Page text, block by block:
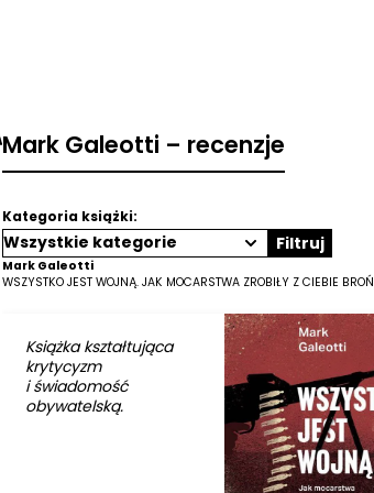
Mark Galeotti – recenzje
Kategoria książki:
Filtruj
Książka kształtująca
krytycyzm
i świadomość
obywatelską.
Mark Galeotti
WSZYSTKO JEST WOJNĄ. JAK MOCARSTWA ZROBIŁY Z CIEBIE BROŃ